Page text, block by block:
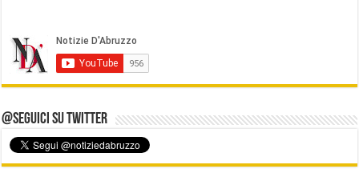
@Seguici su Twitter